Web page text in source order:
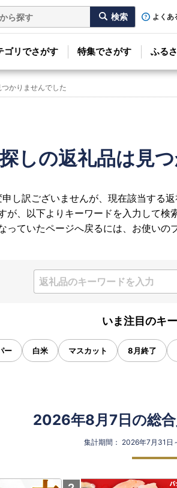
よくあ
ゴリでさがす 特集でさがす ふる
かりませんでした
しの返礼品は見
申し訳ございませんが、現在該当する
が、以下よりキーワードを入力して検
っていたページへ戻るには、お使いの
いま注目のキ
ー 白米 マスカット 8月終了
2026年8月7日の総
集計期間： 2026年7月31日